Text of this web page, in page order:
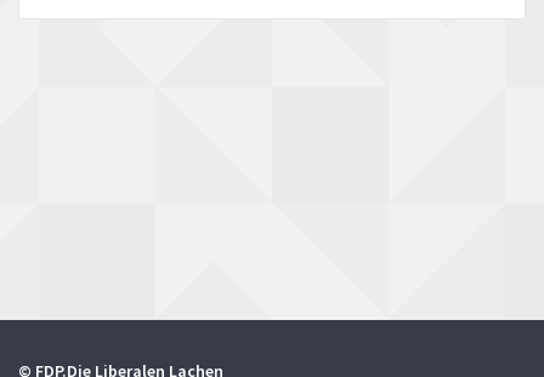
© FDP.Die Liberalen Lachen